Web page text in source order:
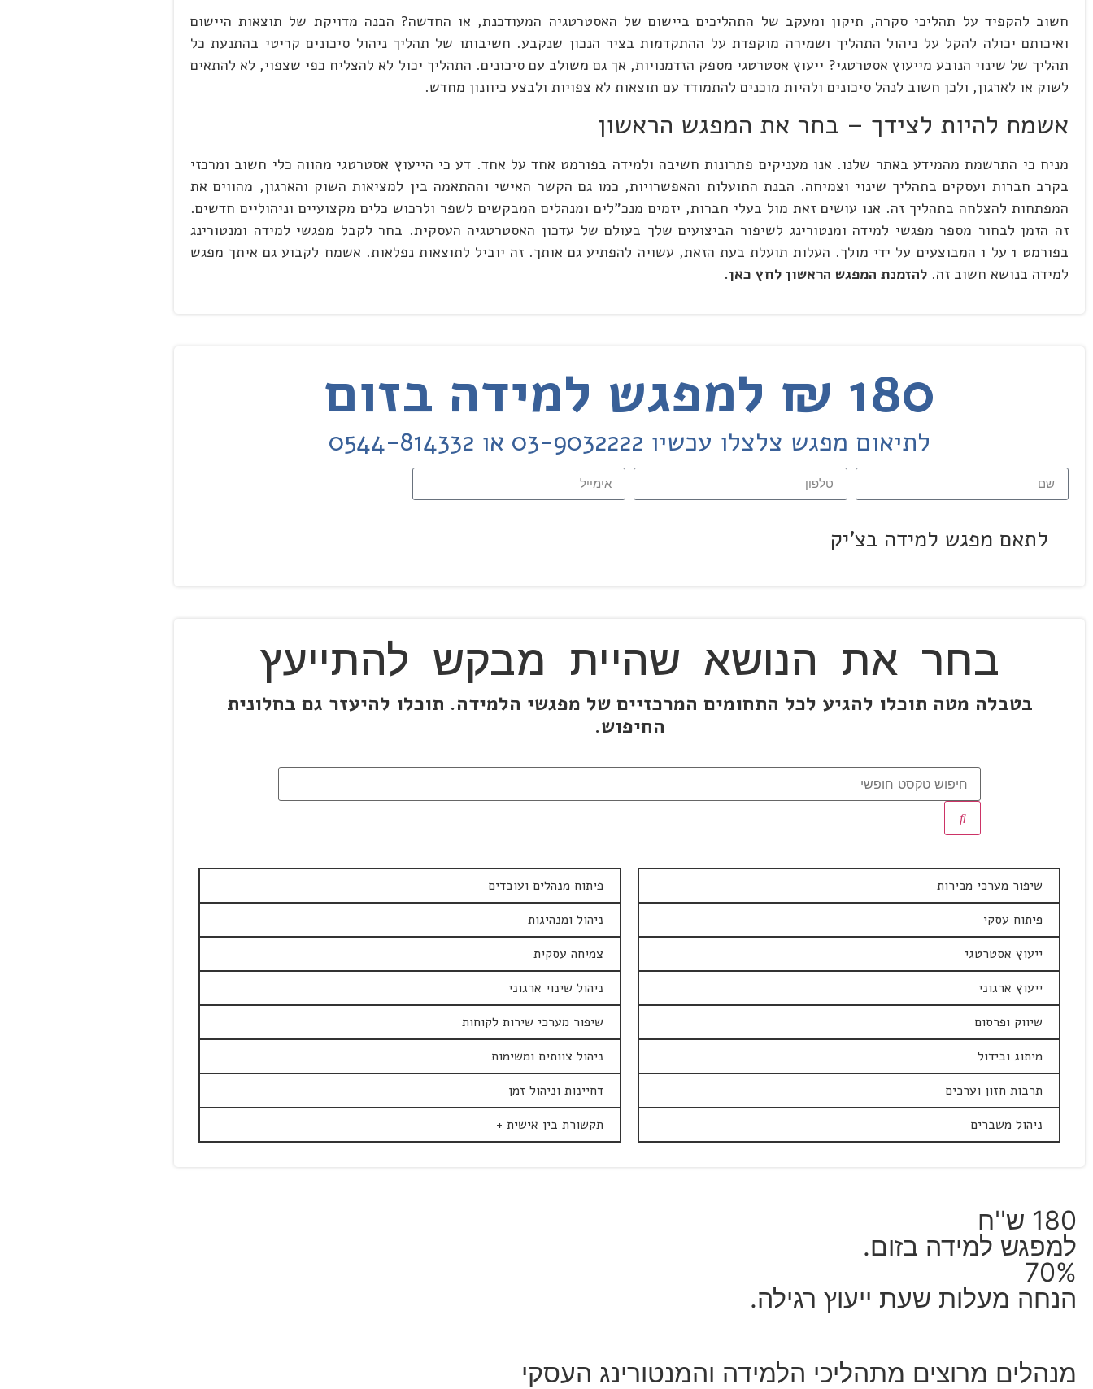
חשוב להקפיד על תהליכי סקרה, תיקון ומעקב של התהליכים ביישום של האסטרטגיה המעודכנת, או החדשה? הבנה מדויקת של תוצאות היישום
ואיכותם יכולה להקל על ניהול התהליך ושמירה מוקפדת על ההתקדמות בציר הנכון שנקבע. חשיבותו של תהליך ניהול סיכונים קריטי בהתנעת כל
תהליך של שינוי הנובע מייעוץ אסטרטגי? ייעוץ אסטרטגי מספק הזדמנויות, אך גם משולב עם סיכונים. התהליך יכול לא להצליח כפי שצפוי, לא להתאים
לשוק או לארגון, ולכן חשוב לנהל סיכונים ולהיות מוכנים להתמודד עם תוצאות לא צפויות ולבצע כיוונון מחדש.
אשמח להיות לצידך – בחר את המפגש הראשון
מניח כי התרשמת מהמידע באתר שלנו. אנו מעניקים פתרונות חשיבה ולמידה בפורמט אחד על אחד. דע כי הייעוץ אסטרטגי מהווה כלי חשוב ומרכזי
בקרב חברות ועסקים בתהליך שינוי וצמיחה. הבנת התועלות והאפשרויות, כמו גם הקשר האישי וההתאמה בין למציאות השוק והארגון, מהווים את
המפתחות להצלחה בתהליך זה. אנו עושים זאת מול בעלי חברות, יזמים מנכ"לים ומנהלים המבקשים לשפר ולרכוש כלים מקצועיים וניהוליים חדשים.
זה הזמן לבחור מספר מפגשי למידה ומנטורינג לשיפור הביצועים שלך בעולם של עדכון האסטרטגיה העסקית. בחר לקבל מפגשי למידה ומנטורינג
בפורמט 1 על 1 המבוצעים על ידי מולך. העלות תועלת בעת הזאת, עשויה להפתיע גם אותך. זה יוביל לתוצאות נפלאות. אשמח לקבוע גם איתך מפגש
למידה בנושא חשוב זה. להזמנת המפגש הראשון לחץ כאן.
180 ₪ למפגש למידה בזום
לתיאום מפגש צלצלו עכשיו 03-9032222 או 0544-814332
לתאם מפגש למידה בצ'יק
בחר את הנושא שהיית מבקש להתייעץ
בטבלה מטה תוכלו להגיע לכל התחומים המרכזיים של מפגשי הלמידה. תוכלו להיעזר גם בחלונית
החיפוש.
שיפור מערכי מכירות
פיתוח עסקי
ייעוץ אסטרטגי
ייעוץ ארגוני
שיווק ופרסום
מיתוג ובידול
תרבות חזון וערכים
ניהול משברים
פיתוח מנהלים ועובדים
ניהול ומנהיגות
צמיחה עסקית
ניהול שינוי ארגוני
שיפור מערכי שירות לקוחות
ניהול צוותים ומשימות
דחיינות וניהול זמן
תקשורת בין אישית +
180 ש''ח
למפגש למידה בזום.
70%
הנחה מעלות שעת ייעוץ רגילה.
מנהלים מרוצים מתהליכי הלמידה והמנטורינג העסקי